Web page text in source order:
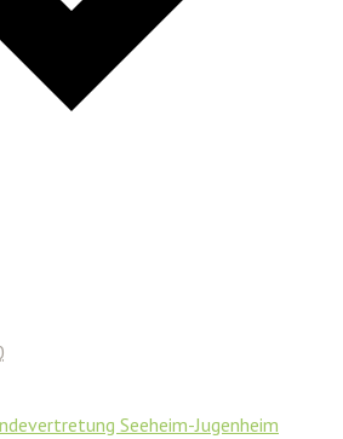
Seeheim-Jugenheim